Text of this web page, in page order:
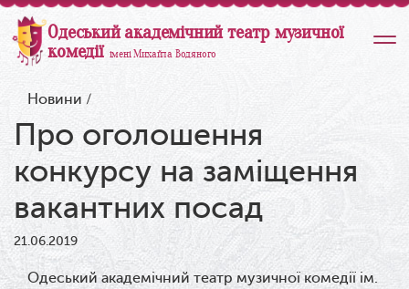
Одеський академічний театр музичної
комедії імені Михайла Водяного
Новини /
Про оголошення
конкурсу на заміщення
вакантних посад
21.06.2019
Одеський академічний театр музичної комедії ім.